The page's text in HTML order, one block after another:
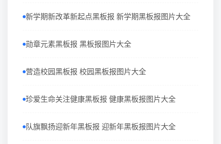
新学期新改革新起点黑板报 新学期黑板报图片大全
勋章元素黑板报 黑板报图片大全
营造校园黑板报 校园黑板报图片大全
珍爱生命关注健康黑板报 健康黑板报图片大全
队旗飘扬迎新年黑板报 迎新年黑板报图片大全